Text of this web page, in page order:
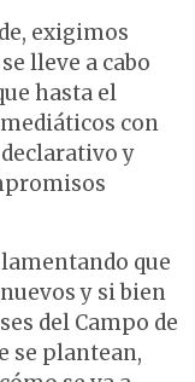
exigimos
lleve a cabo
hasta el
con
y
que
y si bien
del Campo de
se plantean,